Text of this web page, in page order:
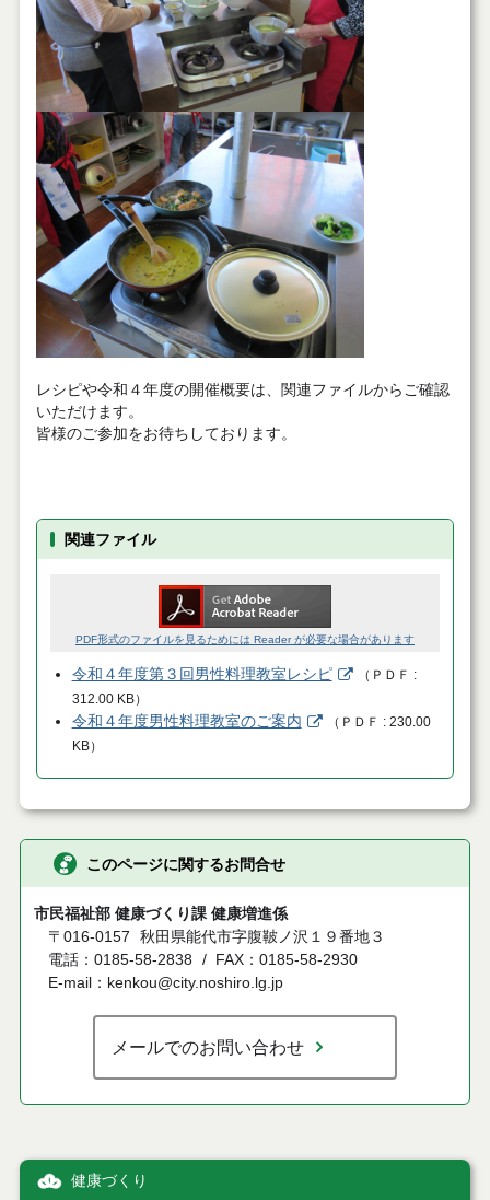
レシピや令和４年度の開催概要は、関連ファイルからご確認
いただけます。
皆様のご参加をお待ちしております。
関連ファイル
PDF形式のファイルを見るためには Reader が必要な場合があります
令和４年度第３回男性料理教室レシピ （ ＰＤＦ
312.00 KB）
令和４年度男性料理教室のご案内 （ ＰＤＦ
230.00
KB）
このページに関するお問合せ
市民福祉部 健康づくり課 健康増進係
〒016-0157
秋田県能代市字腹鞁ノ沢１９番地３
電話：0185-58-2838
FAX：0185-58-2930
E-mail：kenkou@city.noshiro.lg.jp
メールでのお問い合わせ
健康づくり